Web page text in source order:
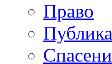
Право